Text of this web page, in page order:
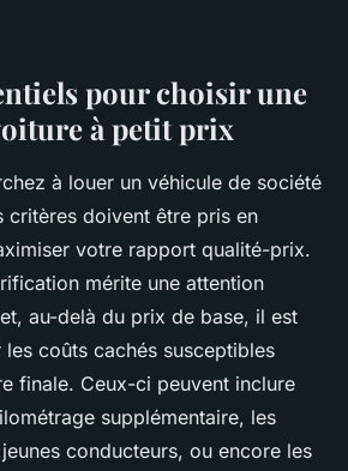
pour choisir une
à petit prix
à louer un véhicule de société
critères doivent être pris en
votre rapport qualité-prix.
mérite une attention
au-delà du prix de base, il est
coûts cachés susceptibles
finale. Ceux-ci peuvent inclure
supplémentaire, les
conducteurs, ou encore les